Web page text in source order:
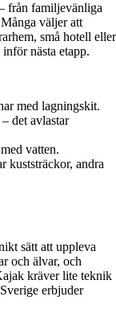
från familjevänliga
väljer att
små hotell eller
nästa etapp.
med lagningskit.
det avlastar
vatten.
kuststräckor, andra
sätt att uppleva
och älvar, och
kräver lite teknik
erbjuder